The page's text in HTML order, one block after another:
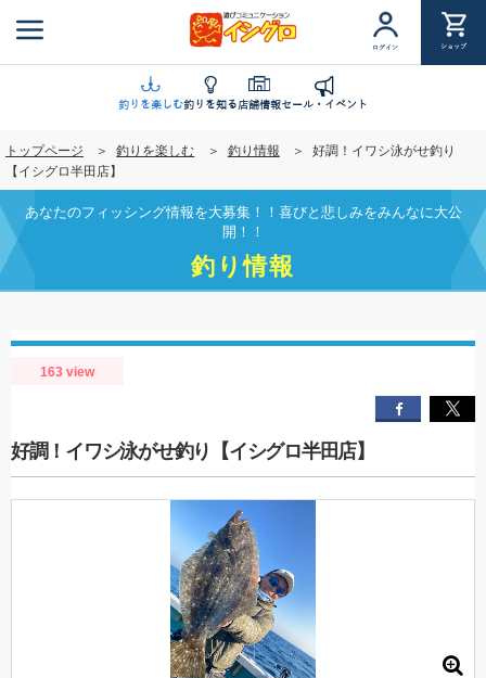
ン
ツ
移
動
ログイン ショップ
釣りを楽しむ釣りを知る店舗情報セール・イベント
トップページ 釣りを楽しむ 釣り情報
好調！イワシ泳がせ釣り
【イシグロ半田店】
あなたのフィッシング情報を大募集！！喜びと悲しみをみんなに大公
開！！
釣り情報
163 view
好調！イワシ泳がせ釣り【イシグロ半田店】